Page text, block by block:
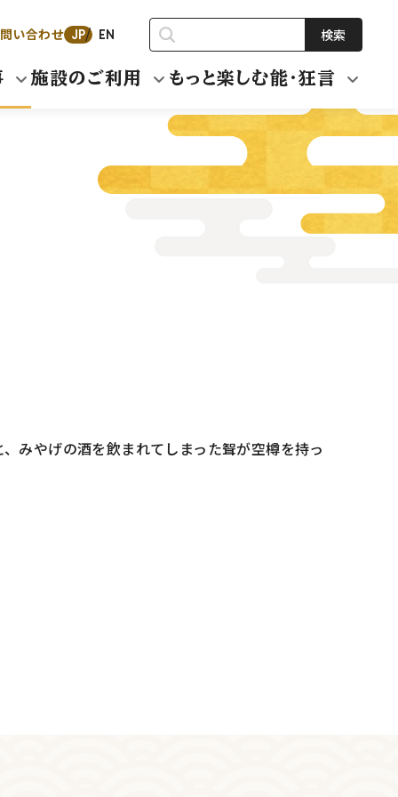
い合わせ JP EN 検索
施設のご利用 もっと楽しむ能・狂言
みやげの酒を飲まれてしまった聟が空樽を持っ